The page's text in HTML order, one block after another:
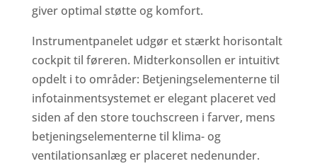
giver optimal støtte og komfort.
Instrumentpanelet udgør et stærkt horisontalt
cockpit til føreren. Midterkonsollen er intuitivt
opdelt i to områder: Betjeningselementerne til
infotainmentsystemet er elegant placeret ved
siden af den store touchscreen i farver, mens
betjeningselementerne til klima- og
ventilationsanlæg er placeret nedenunder.